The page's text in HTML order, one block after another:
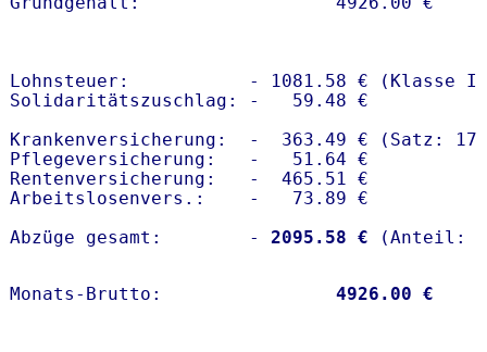
Lohnsteuer:           - 1081.58 € (Klasse I)
Solidaritätszuschlag: -   59.48 €
Krankenversicherung:  -  363.49 € (Satz:
Pflegeversicherung:   -   51.64 €
Rentenversicherung:   -  465.51 €
Arbeitslosenvers.:    -   73.89 €
Abzüge gesamt:        -
2095.58 €
Monats-Brutto: 4926.00 €